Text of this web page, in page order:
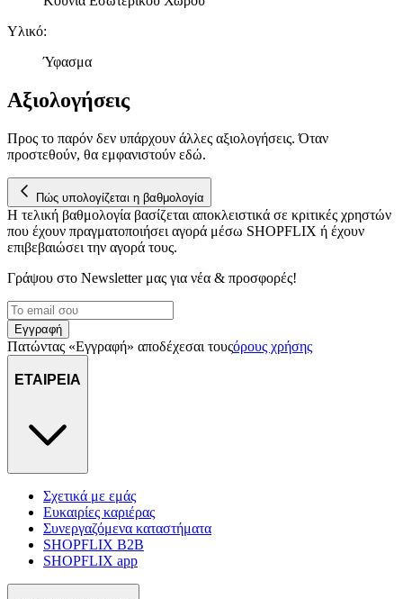
χρησιμοποιώντας τεχνολογία όπως cookies για να αποθηκεύουμε
να έχουμε πρόσβαση σε πληροφορίες στη συσκευή σας, με σκοπό
την προβολή εξατομικευμένων διαφημίσεων και περιεχομένου, τις
μετρήσεις σχετικά με διαφημίσεις και περιεχόμενο, την καλύτερη
εικόνα του κοινού μας και την ανάπτυξη προϊόντων. Επίσης,
τοποθεσίας μας στους συνεργάτες μέσων κοινωνικής δικτύωσης,
διαφημίσεων και ανάλυσης.
Υλικό:
Ύφασμα
Αξιολογήσεις
Προς το παρόν δεν υπάρχουν άλλες αξιολογήσεις. Όταν
προστεθούν, θα εμφανιστούν εδώ.
Πώς υπολογίζεται η βαθμολογία
Η τελική βαθμολογία βασίζεται αποκλειστικά σε κριτικές χρηστών
που έχουν πραγματοποιήσει αγορά μέσω SHOPFLIX ή έχουν
επιβεβαιώσει την αγορά τους.
Γράψου στο Νewsletter μας για νέα & προσφορές!
Εγγραφή
Πατώντας «Εγγραφή» αποδέχεσαι τουςόρους χρήσης
ΕΤΑΙΡΕΙΑ
Σχετικά με εμάς
Ευκαιρίες καριέρας
Συνεργαζόμενα καταστήματα
SHOPFLIX B2B
SHOPFLIX app